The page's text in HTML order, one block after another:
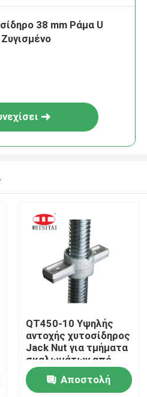
38 mm Ράμα U
QT450-10 Υψηλής
αντοχής χυτοσίδηρος
Jack Nut για τμήματα
σκαλωμάτων από
χάλυβα Jack Base
Αποστολή